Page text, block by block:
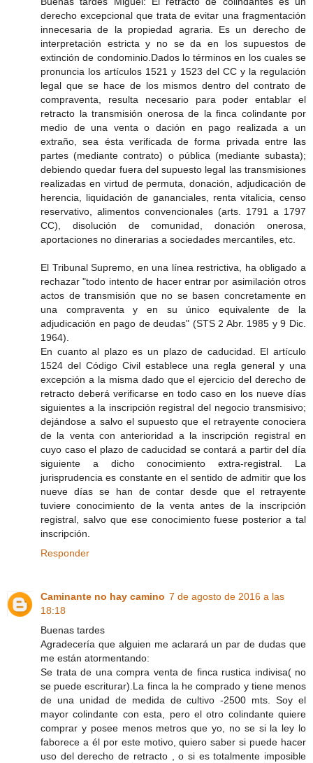
derecho excepcional que trata de evitar una fragmentación
innecesaria de la propiedad agraria. Es un derecho de
interpretación estricta y no se da en los supuestos de
extinción de condominio.Dados lo términos en los cuales se
pronuncia los artículos 1521 y 1523 del CC y la regulación
legal que se hace de los mismos dentro del contrato de
compraventa, resulta necesario para poder entablar el
retracto la transmisión onerosa de la finca colindante por
medio de una venta o dación en pago realizada a un
extraño, sea ésta verificada de forma privada entre las
partes (mediante contrato) o pública (mediante subasta);
debiendo quedar fuera del supuesto legal las transmisiones
realizadas en virtud de permuta, donación, adjudicación de
herencia, liquidación de gananciales, renta vitalicia, censo
reservativo, alimentos convencionales (arts. 1791 a 1797
CC), disolución de comunidad, donación onerosa,
aportaciones no dinerarias a sociedades mercantiles, etc.
El Tribunal Supremo, en una línea restrictiva, ha obligado a
rechazar "todo intento de hacer entrar por asimilación otros
actos de transmisión que no se basen concretamente en
una compraventa y en su único equivalente de la
adjudicación en pago de deudas" (STS 2 Abr. 1985 y 9 Dic.
1964).
En cuanto al plazo es un plazo de caducidad. El artículo
1524 del Código Civil establece una regla general y una
excepción a la misma dado que el ejercicio del derecho de
retracto deberá verificarse en todo caso en los nueve días
siguientes a la inscripción registral del negocio transmisivo;
dejándose a salvo el supuesto que el retrayente conociera
de la venta con anterioridad a la inscripción registral en
cuyo caso el plazo de caducidad se contará a partir del día
siguiente a dicho conocimiento extra-registral. La
jurisprudencia es constante en el sentido de admitir que los
nueve días se han de contar desde que el retrayente
tuviere conocimiento de la venta antes de la inscripción
registral, salvo que ese conocimiento fuese posterior a tal
inscripción.
Responder
Caminante no hay camino 7 de agosto de 2016 a las
18:18
Buenas tardes
Agradecería que alguien me aclarará un par de dudas que
me están atormentando:
Se trata de una compra venta de finca rustica indivisa( no
se puede escriturar).La finca la he comprado y tiene menos
de una unidad de medida de cultivo -2500 mts. Soy el
mayor colindante con esta, pero el otro colindante quiere
comprar y posee menos metros que yo, no se si la ley lo
faborece a él por este motivo, quiero saber si puede hacer
uso del derecho de retracto , o si es totalmente imposible